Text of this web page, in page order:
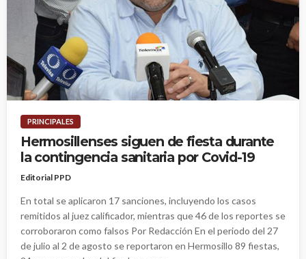
PRINCIPALES
Hermosillenses siguen de fiesta durante
la contingencia sanitaria por Covid-19
Editorial PPD
En total se aplicaron 17 sanciones, incluyendo los casos
remitidos al juez calificador, mientras que 46 de los reportes se
corroboraron como falsos Por Redacción En el periodo del 27
de julio al 2 de agosto se reportaron en Hermosillo 89 fiestas,